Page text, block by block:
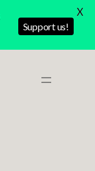
Support us!
X